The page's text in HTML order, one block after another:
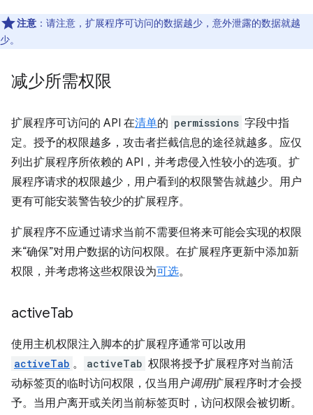
注意 ：请注意，扩展程序可访问的数据越少，意外泄露的数据就越
少。
减少所需权限
扩展程序可访问的 API 在清单的 permissions 字段中指
定。授予的权限越多，攻击者拦截信息的途径就越多。应仅
列出扩展程序所依赖的 API，并考虑侵入性较小的选项。扩
展程序请求的权限越少，用户看到的权限警告就越少。用户
更有可能安装警告较少的扩展程序。
扩展程序不应通过请求当前不需要但将来可能会实现的权限
来“确保”对用户数据的访问权限。在扩展程序更新中添加新
权限，并考虑将这些权限设为可选。
activeTab
使用主机权限注入脚本的扩展程序通常可以改用
activeTab 。 activeTab 权限将授予扩展程序对当前活
动标签页的临时访问权限，仅当用户调用扩展程序时才会授
予。当用户离开或关闭当前标签页时，访问权限会被切断。